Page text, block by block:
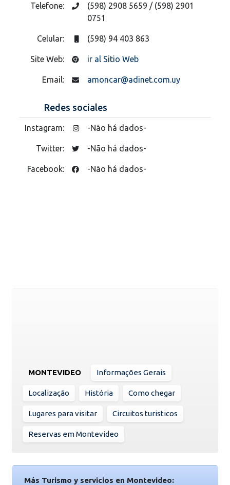
Telefone:
(598) 2908 5659 / (598) 2901
0751
Celular: (598) 94 403 863
Site Web: ir al Sitio Web
Email: amoncar@adinet.com.uy
Redes sociales
Instagram: -Não há dados-
Twitter: -Não há dados-
Facebook: -Não há dados-
MONTEVIDEO Informações Gerais
Localização História Como chegar
Lugares para visitar Circuitos turisticos
Reservas em Montevideo
Más Turismo y servicios en Montevideo: